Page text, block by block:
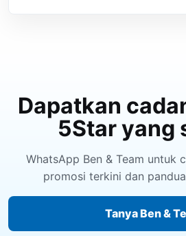
Dapatkan
5Star yang
WhatsApp Ben & Team untuk
promosi terkini dan
Tanya Ben &